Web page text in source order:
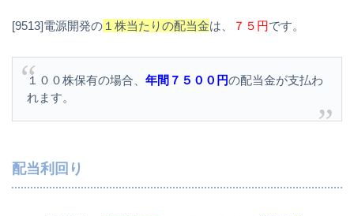
[9513]電源開発の １株当たりの配当金は、 ７５円です。
１００株保有の場合、 年間７５００円の配当金が支払わ
れます。
配当利回り